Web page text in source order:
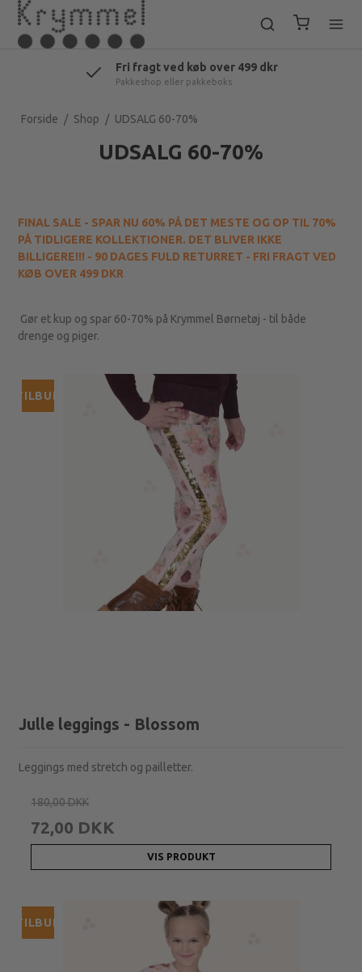
Fri fragt ved køb over 499 dkr
Pakkeshop eller pakkeboks
Forside / Shop / UDSALG 60-70%
UDSALG 60-70%
FINAL SALE - SPAR NU 60% PÅ DET MESTE OG OP TIL 70%
PÅ TIDLIGERE KOLLEKTIONER. DET BLIVER IKKE
BILLIGERE!!! - 90 DAGES FULD RETURRET - FRI FRAGT VED
KØB OVER 499 DKR
Gør et kup og spar 60-70% på Krymmel Børnetøj - til både
drenge og piger.
TILBUD
Julle leggings - Blossom
Leggings med stretch og pailletter.
180,00 DKK
72,00 DKK
VIS PRODUKT
TILBUD